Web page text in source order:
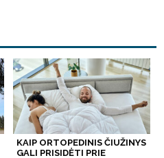
KAIP ORTOPEDINIS ČIUŽINYS
GALI PRISIDĖTI PRIE